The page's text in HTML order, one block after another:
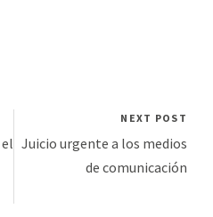
NEXT POST
Juicio urgente a los medios
de comunicación